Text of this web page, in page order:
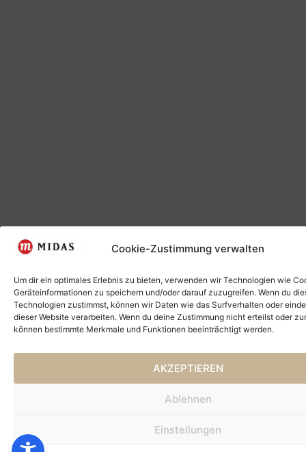
Cookie-Zustimmung verwalten
Um dir ein optimales Erlebnis zu bieten, verwenden wir Technologien wie
Geräteinformationen zu speichern und/oder darauf zuzugreifen. Wenn du
Technologien zustimmst, können wir Daten wie das Surfverhalten oder
dieser Website verarbeiten. Wenn du deine Zustimmung nicht erteilst oder
können bestimmte Merkmale und Funktionen beeinträchtigt werden.
AKZEPTIEREN
Ablehnen
Einstellungen